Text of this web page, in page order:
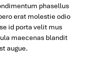
phasellus
erat molestie odio
id porta velit mus
maecenas blandit
augue.